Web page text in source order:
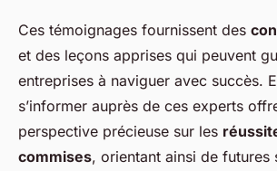
Ces témoignages fournissent des
et des leçons apprises qui peuvent
entreprises à naviguer avec succès.
s’informer auprès de ces experts
perspective précieuse sur les
commises, orientant ainsi de futures